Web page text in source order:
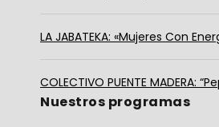
LA JABATEKA: «Mujeres Con
COLECTIVO PUENTE MADERA:
Nuestros programas